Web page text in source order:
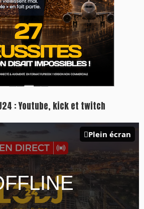
: Youtube, kick et twitch
Plein écran